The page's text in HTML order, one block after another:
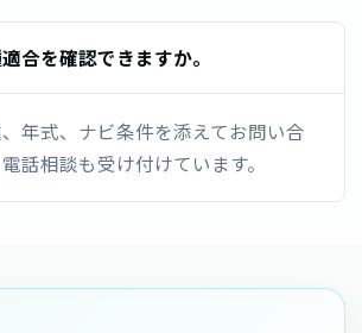
合を確認できますか。
年式、ナビ条件を添えてお問い合
話相談も受け付けています。